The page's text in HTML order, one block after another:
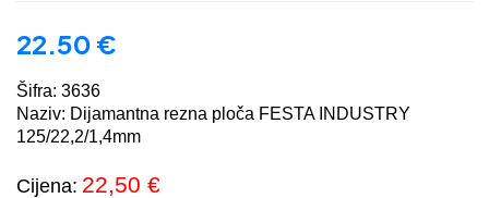
22.50 €
Šifra: 3636
Naziv: Dijamantna rezna ploča FESTA INDUSTRY
125/22,2/1,4mm
Cijena: 22,50 €